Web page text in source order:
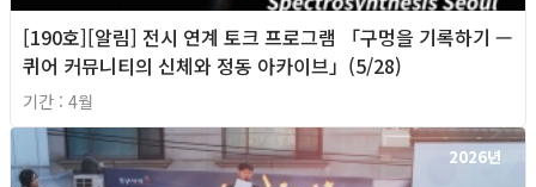
[190호][알림] 전시 연계 토크 프로그램 「구멍을 기록하기 —
퀴어 커뮤니티의 신체와 정동 아카이브」(5/28)
기간 : 4월
2026년